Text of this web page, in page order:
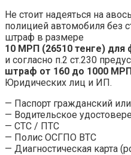
Не стоит надеяться на
полицией автомобиля без
штраф в размере
10 МРП (26510 тенге) для
и согласно п.2 ст.230
штраф от 160 до 1000
Юридических лиц и ИП.
— Паспорт гражданский
— Водительское
— СТС / ПТС
— Полис ОСГПО ВТС
— Диагностическая карта